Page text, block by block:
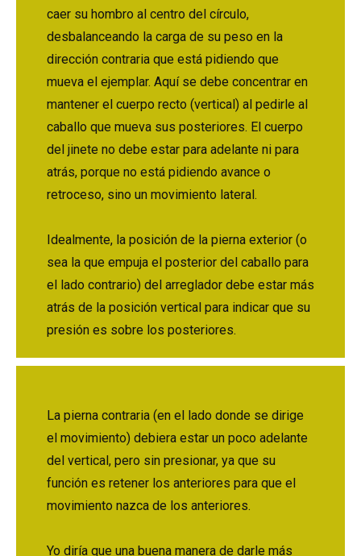
caer su hombro al centro del círculo,
desbalanceando la carga de su peso en la
dirección contraria que está pidiendo que
mueva el ejemplar. Aquí se debe concentrar en
mantener el cuerpo recto (vertical) al pedirle al
caballo que mueva sus posteriores. El cuerpo
del jinete no debe estar para adelante ni para
atrás, porque no está pidiendo avance o
retroceso, sino un movimiento lateral.
Idealmente, la posición de la pierna exterior (o
sea la que empuja el posterior del caballo para
el lado contrario) del arreglador debe estar más
atrás de la posición vertical para indicar que su
presión es sobre los posteriores.
La pierna contraria (en el lado donde se dirige
el movimiento) debiera estar un poco adelante
del vertical, pero sin presionar, ya que su
función es retener los anteriores para que el
movimiento nazca de los anteriores.
Yo diría que una buena manera de darle más